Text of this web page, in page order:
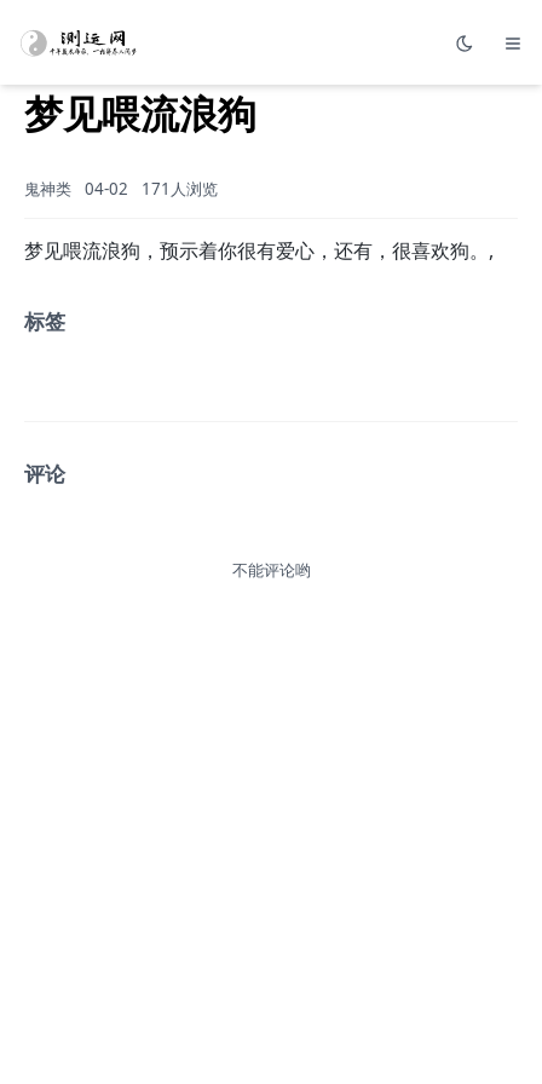
梦见喂流浪狗
鬼神类 04-02 171人浏览
梦见喂流浪狗，预示着你很有爱心，还有，很喜欢狗。,
标签
评论
不能评论哟